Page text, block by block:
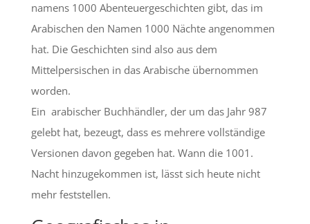
namens 1000 Abenteuergeschichten gibt, das im
Arabischen den Namen 1000 Nächte angenommen
hat. Die Geschichten sind also aus dem
Mittelpersischen in das Arabische übernommen
worden.
Ein arabischer Buchhändler, der um das Jahr 987
gelebt hat, bezeugt, dass es mehrere vollständige
Versionen davon gegeben hat. Wann die 1001.
Nacht hinzugekommen ist, lässt sich heute nicht
mehr feststellen.